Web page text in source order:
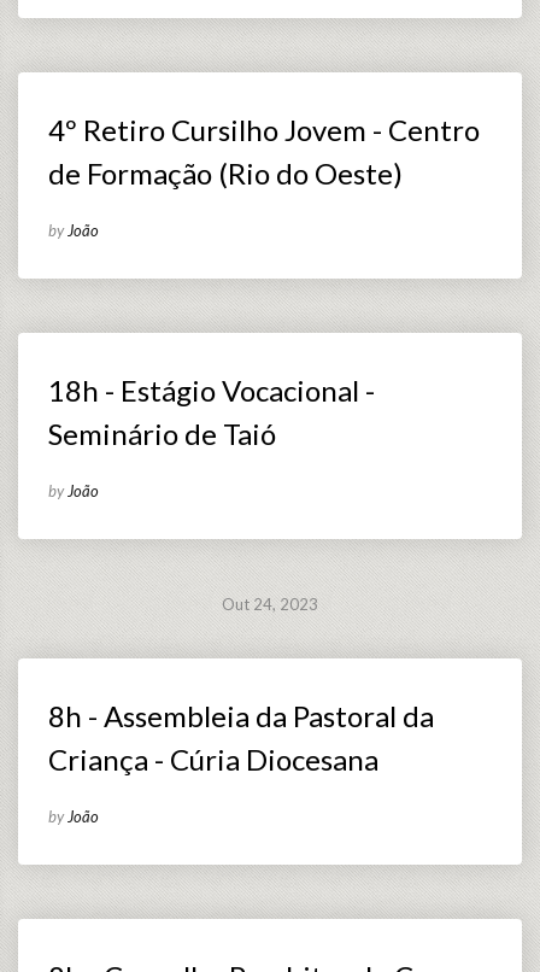
4º Retiro Cursilho Jovem - Centro
de Formação (Rio do Oeste)
by João
18h - Estágio Vocacional -
Seminário de Taió
by João
Out 24, 2023
8h - Assembleia da Pastoral da
Criança - Cúria Diocesana
by João